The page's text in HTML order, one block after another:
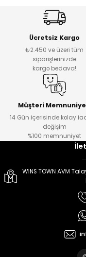
Ücretsiz Kargo
₺2.450 ve üzeri tüm
siparişlerinizde
kargo bedava!
Müşteri
14 Gün içerisinde kolay
değişim
%100 memnuniyet
WINS TOWN AVM